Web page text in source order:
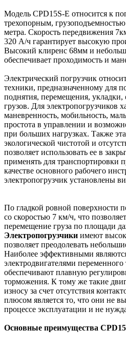
Модель CPD15S-E относится к
трехопорным,
метра. Скорость передвижения
320 А/ч гарантирует высокую
Высокий клиренс 68мм и
обеспечивает проходимость и
Электрический погрузчик
техники, предназначенному для
поднятия, перемещения, укладки,
грузов. Для электропогрузчиков
маневренность, мобильность,
простота в управлении и
при больших нагрузках. Также
экологической чистотой и
позволяет использовать ее в
применять для транспортировки
качестве основного рабочего
электропогрузчик установлены
По гладкой ровной поверхности
со скоростью 7 км/ч, что
перемещение груза по площади
Электропогрузчики имеют
позволяет преодолевать
Наиболее эффективными
электродвигателями переменного
обеспечивают плавную
торможения. К тому же такие
износу за счет отсутствия
плюсом является то, что они не
процессе эксплуатации и не
Основные преимущества